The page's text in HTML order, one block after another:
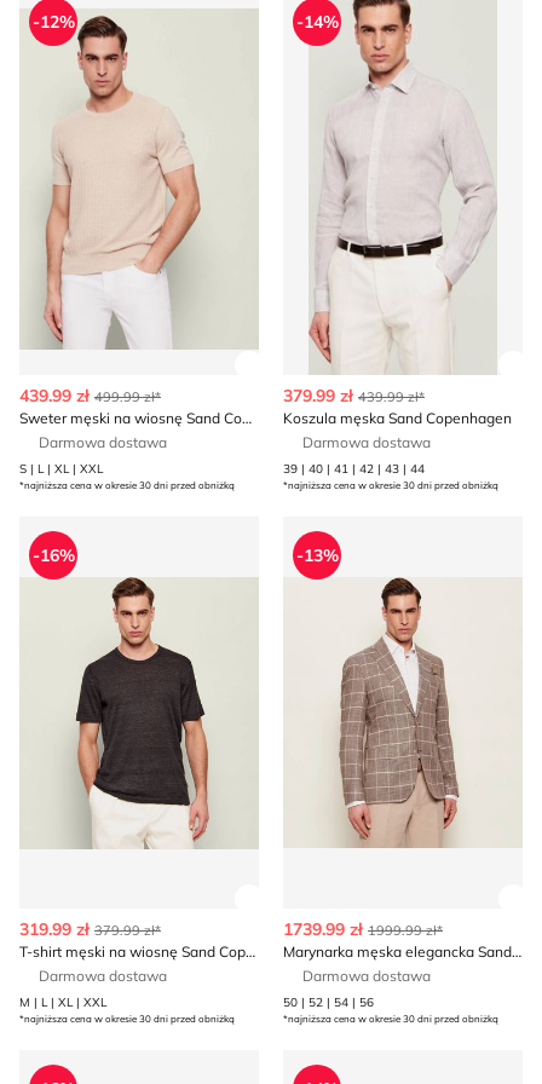
-12%
Zobacz szczegóły produktu
439.99 zł 499.99 zł*
Sweter męski na wiosnę Sand Copenhagen
Darmowa dostawa
S | L | XL | XXL
*najniższa cena w okresie 30 dni przed obniżką
-14%
379.99 zł 439.99 zł*
Koszula męska Sand Copenhagen
Darmowa dostawa
39 | 40 | 41 | 42 | 43 | 44
*najniższa cena w okresie 30 dni przed obniżką
T-shirt męski na wiosnę Sand Copenhagen
-16%
319.99 zł 379.99 zł*
T-shirt męski na wiosnę Sand Copenhagen
Darmowa dostawa
M | L | XL | XXL
*najniższa cena w okresie 30 dni przed obniżką
Marynarka męska
-13%
1739.99 zł 1999.99 zł*
Marynarka męska elegancka Sand Copenhagen
Darmowa dostawa
50 | 52 | 54 | 56
*najniższa cena w okresie 30 dni przed obniżką
Koszula męska na wiosnę z klasycznym kołnierzykiem
T-shirt męski casualowy